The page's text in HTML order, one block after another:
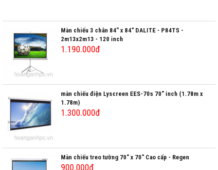
Màn chiếu 3 chân 84" x 84" DALITE - P84TS -
2m13x2m13 - 120 inch
1.190.000đ
màn chiếu điện Lyscreen EES-70s 70" inch (1.78m x
1.78m)
1.300.000đ
Màn chiếu treo tường 70" x 70" Cao cấp - Regen
900.000đ